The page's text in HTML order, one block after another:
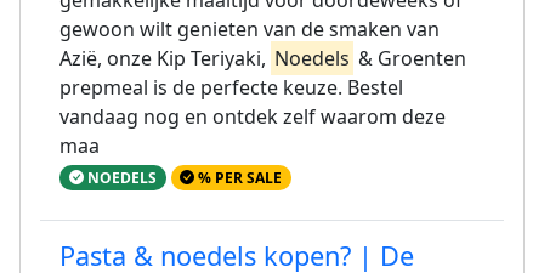
gewoon wilt genieten van de smaken van
Azië, onze Kip Teriyaki, Noedels & Groenten
prepmeal is de perfecte keuze. Bestel
vandaag nog en ontdek zelf waarom deze
maa
NOEDELS % PER SALE
Pasta & noedels kopen? | De